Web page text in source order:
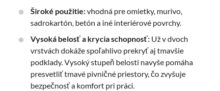
Široké použitie:vhodná pre omietky, murivo,
sadrokartón, betón a iné interiérové povrchy.
Vysoká belosť a krycia schopnosť: Už v dvoch
vrstvách dokáže spoľahlivo prekryť aj tmavšie
podklady. Vysoký stupeň belosti navyše pomáha
presvetliť tmavé pivničné priestory, čo zvyšuje
bezpečnosť a komfort pri práci.